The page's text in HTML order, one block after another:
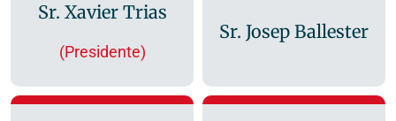
Sr. Xavier Trias
(Presidente)
Sr. Josep Ballester